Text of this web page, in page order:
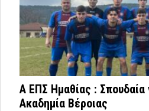
Α ΕΠΣ Ημαθίας : Σπουδαία
Ακαδημία Βέροιας